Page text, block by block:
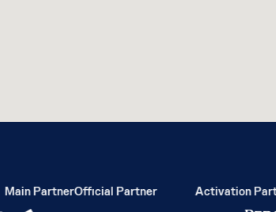
Main PartnerOfficial Partner Activation